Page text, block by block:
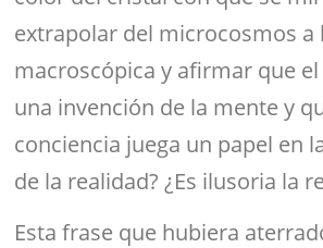
extrapolar del microcosmos a
macroscópica y afirmar que
una invención de la mente y
conciencia juega un papel en
de la realidad? ¿Es ilusoria la
Esta frase que hubiera